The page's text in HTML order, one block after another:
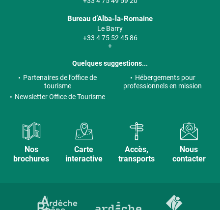
Bureau d’Alba-la-Romaine
Le Barry
+33 4 75 52 45 86
+
Quelques suggestions...
Partenaires de l’office de
tourisme
Hébergements pour
professionnels en mission
Newsletter Office de Tourisme
Nos
brochures
Carte
interactive
Accès,
transports
Nous
contacter